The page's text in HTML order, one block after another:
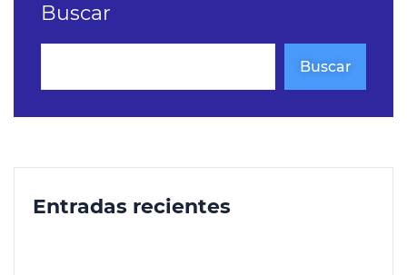
Buscar
Buscar
Entradas recientes